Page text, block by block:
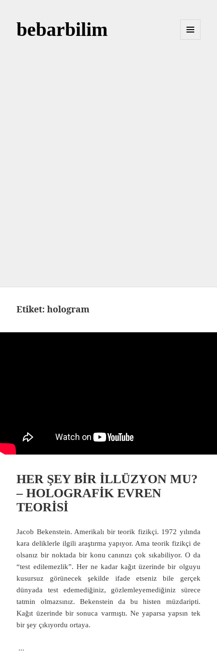
bebarbilim
Etiket:hologram
HER ŞEY BİR İLLÜZYON MU?
– HOLOGRAFİK EVREN
TEORİSİ
Jacob Bekenstein. Amerikalı bir teorik fizikçi. 1972 yılında
kara deliklerle ilgili araştırma yapıyor. Ama teorik fizikçi de
olsanız bir noktada bir konu canınızı çok sıkabiliyor. O da
“test edilemezlik”. Her ne kadar kağıt üzerinde bir olguyu
kusursuz görünecek şekilde ifade etseniz bile gerçek
dünyada test edemediğiniz, gözlemleyemediğiniz sürece
tatmin olmazsınız. Bekenstein da bu histen müzdaripti.
Kağıt üzerinde bir sonuca varmıştı. Ne yaparsa yapsın tek
bir şey çıkıyordu ortaya.
...